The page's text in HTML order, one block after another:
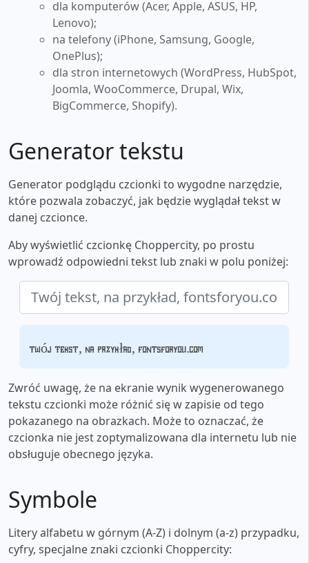
dla komputerów (Acer, Apple, ASUS, HP,
Lenovo);
na telefony (iPhone, Samsung, Google,
OnePlus);
dla stron internetowych (WordPress, HubSpot,
Joomla, WooCommerce, Drupal, Wix,
BigCommerce, Shopify).
Generator tekstu
Generator podglądu czcionki to wygodne narzędzie,
które pozwala zobaczyć, jak będzie wyglądał tekst w
danej czcionce.
Aby wyświetlić czcionkę Choppercity, po prostu
wprowadź odpowiedni tekst lub znaki w polu poniżej:
Twój tekst, na przykład, fontsforyou.com
Zwróć uwagę, że na ekranie wynik wygenerowanego
tekstu czcionki może różnić się w zapisie od tego
pokazanego na obrazkach. Może to oznaczać, że
czcionka nie jest zoptymalizowana dla internetu lub nie
obsługuje obecnego języka.
Symbole
Litery alfabetu w górnym (A-Z) i dolnym (a-z) przypadku,
cyfry, specjalne znaki czcionki Choppercity: